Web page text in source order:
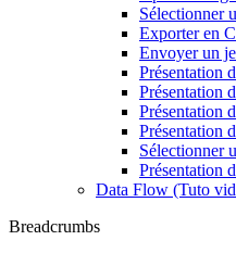
Sélectionner
Exporter en
Envoyer un
Présentation
Présentation
Présentation
Présentation
Sélectionner
Présentation
Data Flow (Tuto
Breadcrumbs